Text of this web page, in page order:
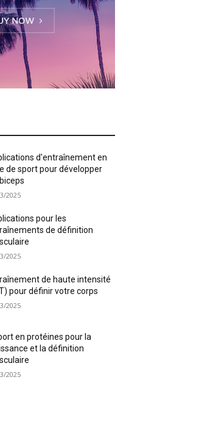
d'entraînement en
de sport pour développer
2025
pour les
de définition
2025
de haute intensité
pour définir votre corps
2025
en protéines pour la
et la définition
2025